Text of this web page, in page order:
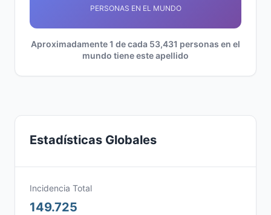
PERSONAS EN EL MUNDO
Aproximadamente 1 de cada 53,431 personas en el
mundo tiene este apellido
Estadísticas Globales
Incidencia Total
149.725